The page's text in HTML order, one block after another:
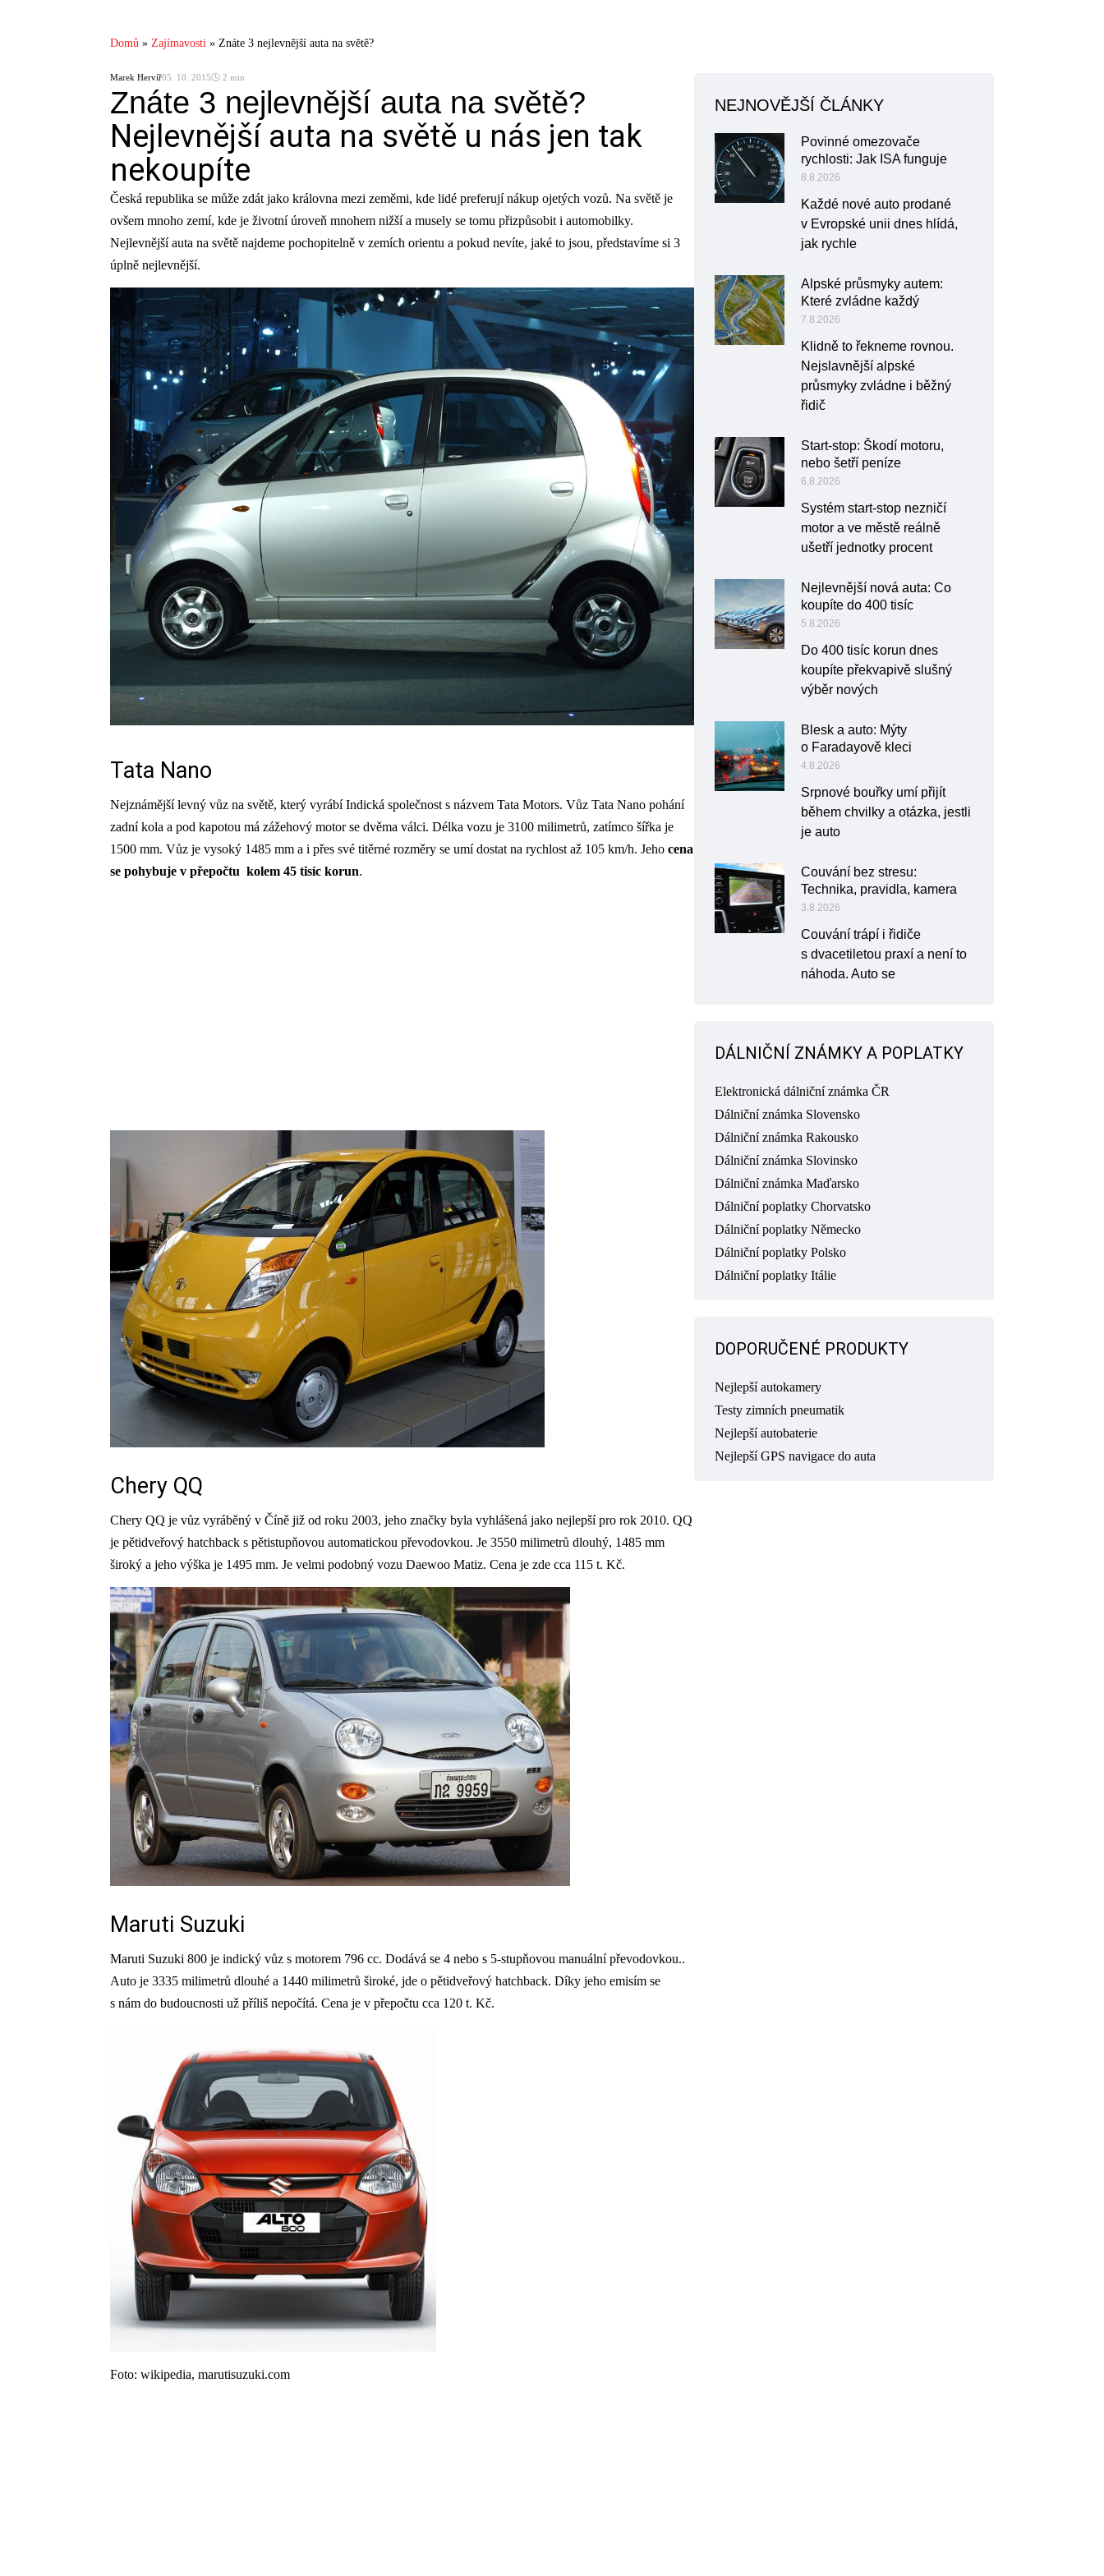
Domů » Zajímavosti » Znáte 3 nejlevnější auta na světě?
Marek Hervíř05. 10. 2015🕓 2 min
Znáte 3 nejlevnější auta na světě?
Nejlevnější auta na světě u nás jen tak
nekoupíte
Česká republika se může zdát jako královna mezi zeměmi, kde lidé preferují nákup ojetých vozů. Na světě je
ovšem mnoho zemí, kde je životní úroveň mnohem nižší a musely se tomu přizpůsobit i automobilky.
Nejlevnější auta na světě najdeme pochopitelně v zemích orientu a pokud nevíte, jaké to jsou, představíme si 3
úplně nejlevnější.
Tata Nano
Nejznámější levný vůz na světě, který vyrábí Indická společnost s názvem Tata Motors. Vůz Tata Nano pohání
zadní kola a pod kapotou má zážehový motor se dvěma válci. Délka vozu je 3100 milimetrů, zatímco šířka je
1500 mm. Vůz je vysoký 1485 mm a i přes své titěrné rozměry se umí dostat na rychlost až 105 km/h. Jeho cena
se pohybuje v přepočtu kolem 45 tisíc korun.
Chery QQ
Chery QQ je vůz vyráběný v Číně již od roku 2003, jeho značky byla vyhlášená jako nejlepší pro rok 2010. QQ
je pětidveřový hatchback s pětistupňovou automatickou převodovkou. Je 3550 milimetrů dlouhý, 1485 mm
široký a jeho výška je 1495 mm. Je velmi podobný vozu Daewoo Matiz. Cena je zde cca 115 t. Kč.
Maruti Suzuki
Maruti Suzuki 800 je indický vůz s motorem 796 cc. Dodává se 4 nebo s 5-stupňovou manuální převodovkou..
Auto je 3335 milimetrů dlouhé a 1440 milimetrů široké, jde o pětidveřový hatchback. Díky jeho emisím se
s nám do budoucnosti už příliš nepočítá. Cena je v přepočtu cca 120 t. Kč.
Foto: wikipedia, marutisuzuki.com
NEJNOVĚJŠÍ ČLÁNKY
Povinné omezovače
rychlosti: Jak ISA funguje
8.8.2026
Každé nové auto prodané
v Evropské unii dnes hlídá,
jak rychle
Alpské průsmyky autem:
Které zvládne každý
7.8.2026
Klidně to řekneme rovnou.
Nejslavnější alpské
průsmyky zvládne i běžný
řidič
Start-stop: Škodí motoru,
nebo šetří peníze
6.8.2026
Systém start-stop nezničí
motor a ve městě reálně
ušetří jednotky procent
Nejlevnější nová auta: Co
koupíte do 400 tisíc
5.8.2026
Do 400 tisíc korun dnes
koupíte překvapivě slušný
výběr nových
Blesk a auto: Mýty
o Faradayově kleci
4.8.2026
Srpnové bouřky umí přijít
během chvilky a otázka, jestli
je auto
Couvání bez stresu:
Technika, pravidla, kamera
3.8.2026
Couvání trápí i řidiče
s dvacetiletou praxí a není to
náhoda. Auto se
DÁLNIČNÍ ZNÁMKY A POPLATKY
Elektronická dálniční známka ČR
Dálniční známka Slovensko
Dálniční známka Rakousko
Dálniční známka Slovinsko
Dálniční známka Maďarsko
Dálniční poplatky Chorvatsko
Dálniční poplatky Německo
Dálniční poplatky Polsko
Dálniční poplatky Itálie
DOPORUČENÉ PRODUKTY
Nejlepší autokamery
Testy zimních pneumatik
Nejlepší autobaterie
Nejlepší GPS navigace do auta